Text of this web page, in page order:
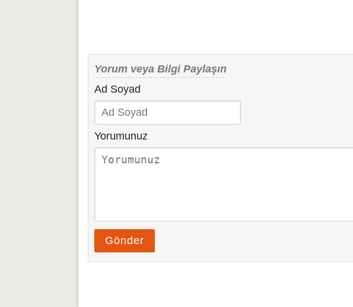
Yorum veya Bilgi Paylaşın
Ad Soyad
Yorumunuz
Gönder